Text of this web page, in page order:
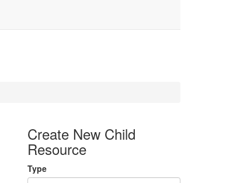
Create New Child
Resource
Type